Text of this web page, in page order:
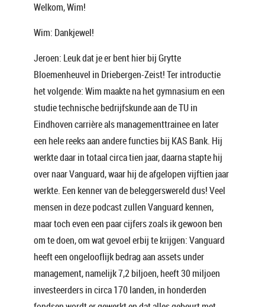
Welkom, Wim!
Wim: Dankjewel!
Jeroen: Leuk dat je er bent hier bij Grytte
Bloemenheuvel in Driebergen-Zeist! Ter introductie
het volgende: Wim maakte na het gymnasium en een
studie technische bedrijfskunde aan de TU in
Eindhoven carrière als managementtrainee en later
een hele reeks aan andere functies bij KAS Bank. Hij
werkte daar in totaal circa tien jaar, daarna stapte hij
over naar Vanguard, waar hij de afgelopen vijftien jaar
werkte. Een kenner van de beleggerswereld dus! Veel
mensen in deze podcast zullen Vanguard kennen,
maar toch even een paar cijfers zoals ik gewoon ben
om te doen, om wat gevoel erbij te krijgen: Vanguard
heeft een ongelooflijk bedrag aan assets under
management, namelijk 7,2 biljoen, heeft 30 miljoen
investeerders in circa 170 landen, in honderden